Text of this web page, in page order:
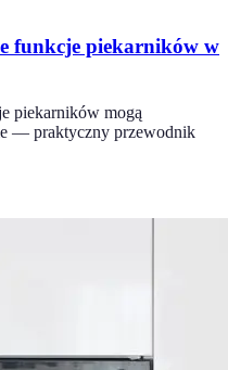
funkcje piekarników w
piekarników mogą
— praktyczny przewodnik